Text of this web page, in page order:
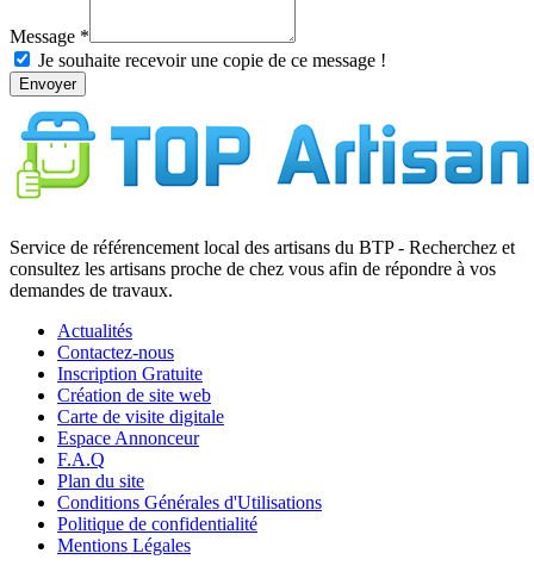
Message
Je souhaite recevoir une copie de ce message !
Envoyer
Service de référencement local des artisans du BTP - Recherchez et
consultez les artisans proche de chez vous afin de répondre à vos
demandes de travaux.
Actualités
Contactez-nous
Inscription Gratuite
Création de site web
Carte de visite digitale
Espace Annonceur
F.A.Q
Plan du site
Conditions Générales d'Utilisations
Politique de confidentialité
Mentions Légales